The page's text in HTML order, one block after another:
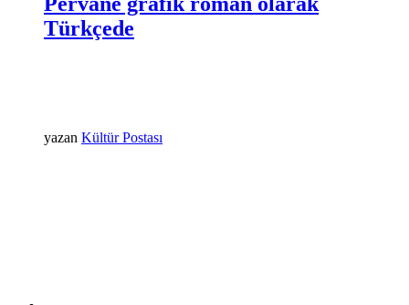
Türkçede
yazan Kültür Postası